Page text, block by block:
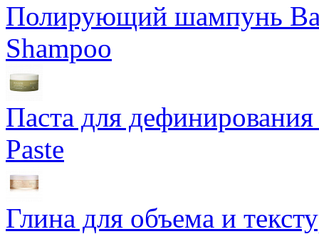
Полирующий шампунь
Shampoo
Паста для
Paste
Глина для объема и